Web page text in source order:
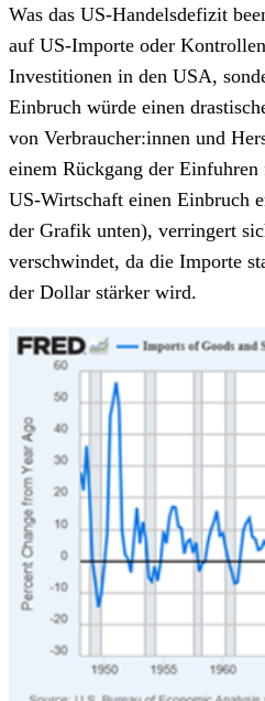
Was das US-Handelsdefizit
auf US-Importe oder
Investitionen in den USA,
Einbruch würde einen
von Verbraucher:innen und
einem Rückgang der
US-Wirtschaft einen Einbruch
der Grafik unten), verringert
verschwindet, da die Importe
der Dollar stärker wird.